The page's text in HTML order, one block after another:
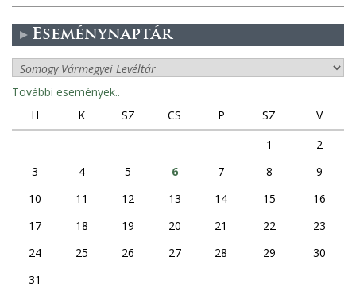
Eseménynaptár
További események..
H
K SZ CS P SZ
V
1
2
3
4 5 6 7 8
9
10
11 12 13 14 15
16
17
18 19 20 21 22
23
24
25 26 27 28 29
30
31